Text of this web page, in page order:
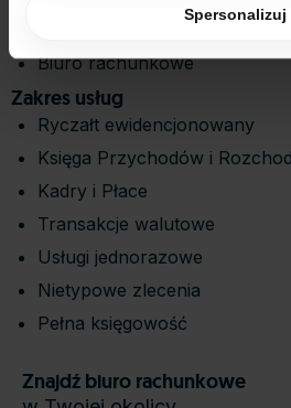
zarządzać swoimi uprawnieniami,
Zarządzaj cookies. Szczegółowe
znajdziesz w naszej
Prywatności
.
Dowiedz się więcej o tym, jak
osobowe https://
Spersonalizuj
Biuro rachunkowe
Zakres usług
Ryczałt ewidencjonowany
Księga Przychodów i
Kadry i Płace
Transakcje walutowe
Usługi jednorazowe
Nietypowe zlecenia
Pełna księgowość
Znajdź biuro rachunkowe